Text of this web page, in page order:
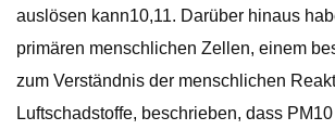
auslösen kann10,11. Darüber hinaus
primären menschlichen Zellen, einem
zum Verständnis der menschlichen
Luftschadstoffe, beschrieben, dass